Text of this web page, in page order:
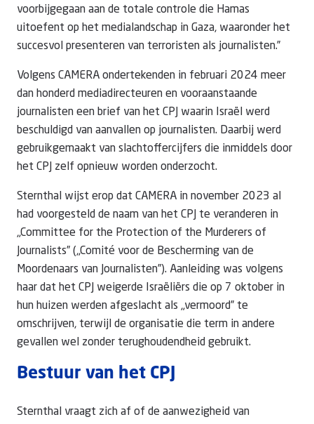
voorbijgegaan aan de totale controle die Hamas
uitoefent op het medialandschap in Gaza, waaronder het
succesvol presenteren van terroristen als journalisten.”
Volgens CAMERA ondertekenden in februari 2024 meer
dan honderd mediadirecteuren en vooraanstaande
journalisten een brief van het CPJ waarin Israël werd
beschuldigd van aanvallen op journalisten. Daarbij werd
gebruikgemaakt van slachtoffercijfers die inmiddels door
het CPJ zelf opnieuw worden onderzocht.
Sternthal wijst erop dat CAMERA in november 2023 al
had voorgesteld de naam van het CPJ te veranderen in
„Committee for the Protection of the Murderers of
Journalists” („Comité voor de Bescherming van de
Moordenaars van Journalisten”). Aanleiding was volgens
haar dat het CPJ weigerde Israëliërs die op 7 oktober in
hun huizen werden afgeslacht als „vermoord” te
omschrijven, terwijl de organisatie die term in andere
gevallen wel zonder terughoudendheid gebruikt.
Bestuur van het CPJ
Sternthal vraagt zich af of de aanwezigheid van